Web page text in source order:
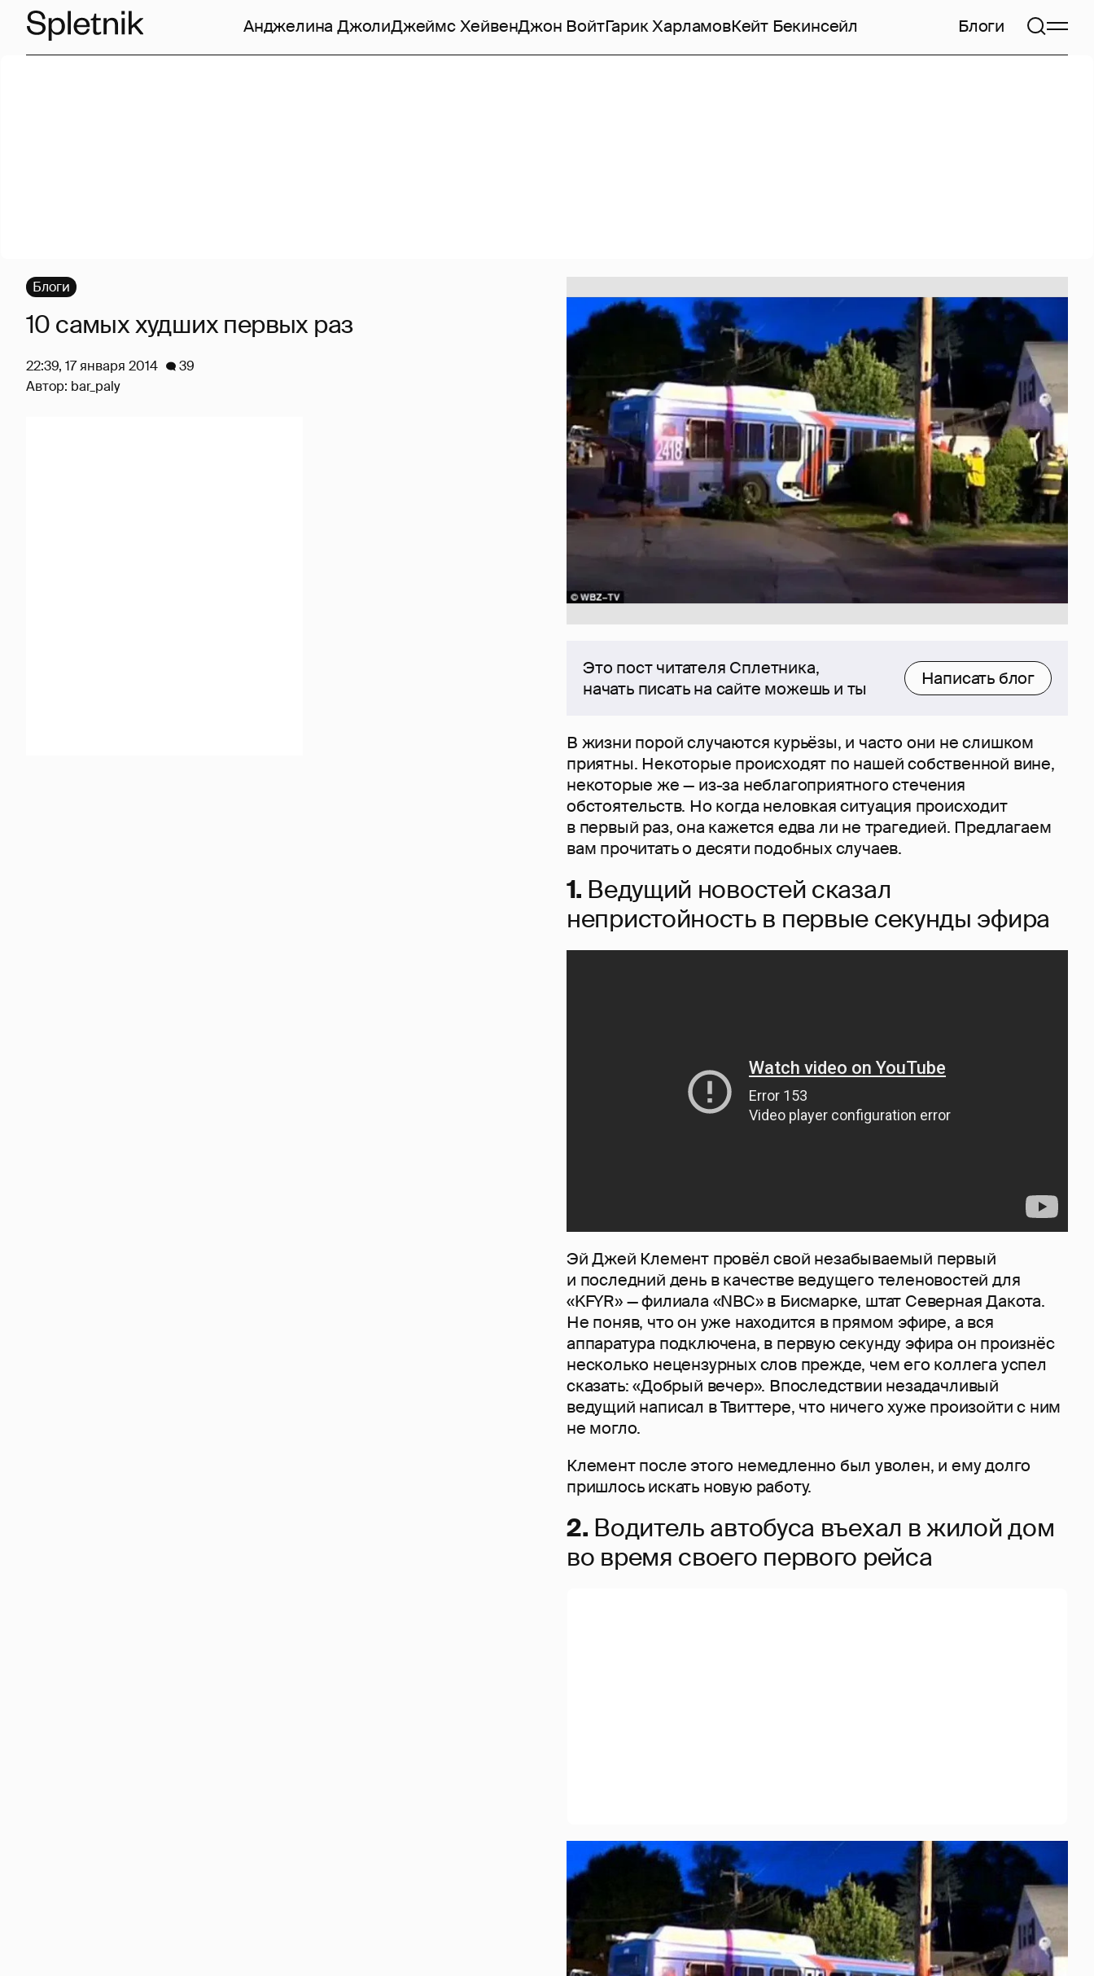
Анджелина ДжолиДжеймс ХейвенДжон ВойтГарик ХарламовКейт Бекинсейл Блоги
Это пост читателя Сплетника,
начать писать на сайте можешь и ты
Написать блог
В жизни порой случаются курьёзы, и часто они не слишком
приятны. Некоторые происходят по нашей собственной вине,
некоторые же — из-за неблагоприятного стечения
обстоятельств. Но когда неловкая ситуация происходит
в первый раз, она кажется едва ли не трагедией. Предлагаем
вам прочитать о десяти подобных случаев.
1. Ведущий новостей сказал
непристойность в первые секунды эфира
Эй Джей Клемент провёл свой незабываемый первый
и последний день в качестве ведущего теленовостей для
«KFYR» — филиала «NBC» в Бисмарке, штат Северная Дакота.
Не поняв, что он уже находится в прямом эфире, а вся
аппаратура подключена, в первую секунду эфира он произнёс
несколько нецензурных слов прежде, чем его коллега успел
сказать: «Добрый вечер». Впоследствии незадачливый
ведущий написал в Твиттере, что ничего хуже произойти с ним
не могло.
Клемент после этого немедленно был уволен, и ему долго
пришлось искать новую работу.
2. Водитель автобуса въехал в жилой дом
во время своего первого рейса
Блоги
10 самых худших первых раз
22:39, 17 января 2014
39
Автор: bar_paly